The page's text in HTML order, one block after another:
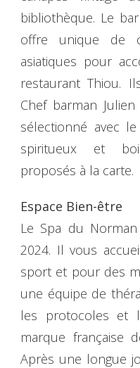
bibliothèque. Le
offre unique de
asiatiques pour
restaurant Thiou.
Chef barman
sélectionné avec
spiritueux et
proposés à la carte.
Espace Bien-être
Le Spa du
2024. Il vous
sport et pour des
une équipe de
les protocoles et
marque française
Après une longue